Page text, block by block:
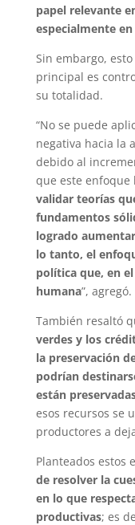
papel relevante
especialmente en
Sin embargo,
principal es
su totalidad.
“No se puede
negativa hacia la
debido al
que este enfoque
validar teorías
fundamentos
logrado
lo tanto, el
política que, en
humana”, agregó.
También resaltó
verdes y los
la preservación
podrían
están
esos recursos se
productores a
Planteados estos
de resolver la
en lo que
productivas; es